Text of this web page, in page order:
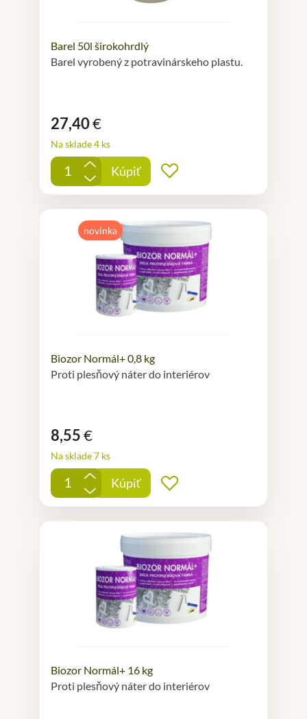
Barel 50l širokohrdlý
Barel vyrobený z potravinárskeho plastu.
27,40€
Na sklade 4 ks
+
-
Kúpiť
novinka
Biozor Normál+ 0,8 kg
Proti plesňový náter do interiérov
8,55€
Na sklade 7 ks
+
-
Kúpiť
Biozor Normál+ 16 kg
Proti plesňový náter do interiérov